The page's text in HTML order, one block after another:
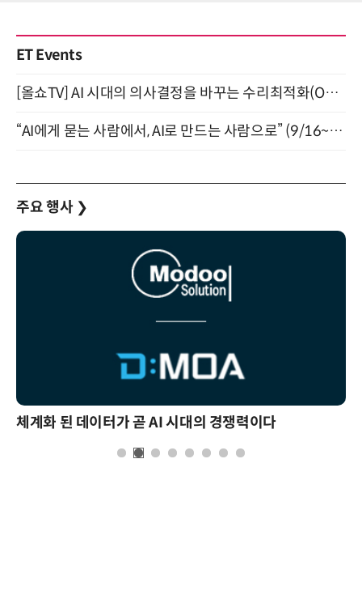
ET Events
[올쇼TV] AI 시대의 의사결정을 바꾸는 수리최적화(Optimization) 소개 (8/20 생방송)
“AI에게 묻는 사람에서, AI로 만드는 사람으로” (9/16~17)
주요 행사 ❯
체계화 된 데이터가 곧 AI 시대의 경쟁력이다